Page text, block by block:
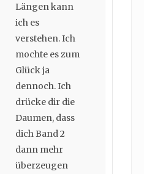
Längen kann
ich es
verstehen. Ich
mochte es zum
Glück ja
dennoch. Ich
drücke dir die
Daumen, dass
dich Band 2
dann mehr
überzeugen